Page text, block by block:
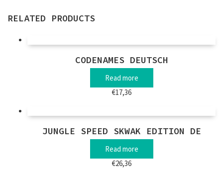
RELATED PRODUCTS
CODENAMES DEUTSCH
Read more
€17,36
JUNGLE SPEED SKWAK EDITION DE
Read more
€26,36